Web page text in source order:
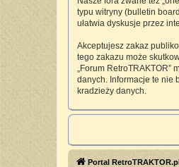
typu witryny (bulletin
ułatwia dyskusje przez
Akceptujesz zakaz
tego zakazu może
„Forum
danych. Informacje te nie
kradzieży danych.
Portal